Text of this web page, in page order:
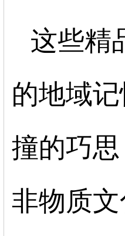
这些精
的地域
撞的巧
非物质